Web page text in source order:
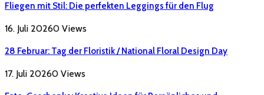
Fliegen mit Stil: Die perfekten Leggings für den Flug
16. Juli 20260 Views
28 Februar: Tag der Floristik / National Floral Design Day
17. Juli 20260 Views